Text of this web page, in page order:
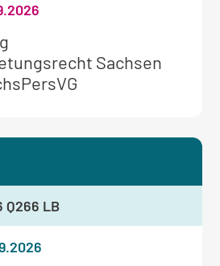
Sachsen
Q266 LB